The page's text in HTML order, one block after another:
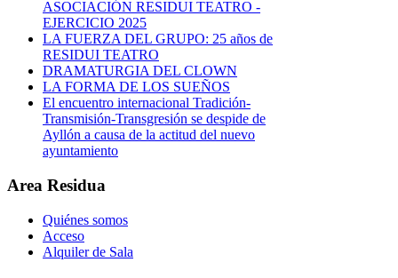
ASOCIACIÓN RESIDUI TEATRO -
EJERCICIO 2025
LA FUERZA DEL GRUPO: 25 años de
RESIDUI TEATRO
DRAMATURGIA DEL CLOWN
LA FORMA DE LOS SUEÑOS
El encuentro internacional Tradición-
Transmisión-Transgresión se despide de
Ayllón a causa de la actitud del nuevo
ayuntamiento
Area Residua
Quiénes somos
Acceso
Alquiler de Sala